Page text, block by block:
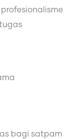
bagi satpam